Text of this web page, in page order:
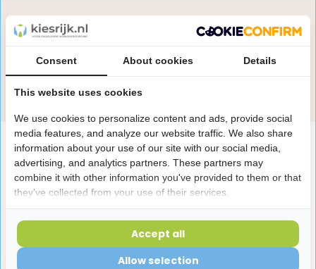
Productomschrijving
Reviews
Heb je een vraag over dit product?
Onze specialisten helpen je graag! Spreek ons aan
in de chat of stuur een e-mail.
Stuur e-mail
Laatst bekeken producten
Consent About cookies Details
This website uses cookies
We use cookies to personalize content and ads, provide social
media features, and analyze our website traffic. We also share
information about your use of our site with our social media,
advertising, and analytics partners. These partners may
combine it with other information you've provided to them or that
they've collected from your use of their services.
Allow selection
Accept all